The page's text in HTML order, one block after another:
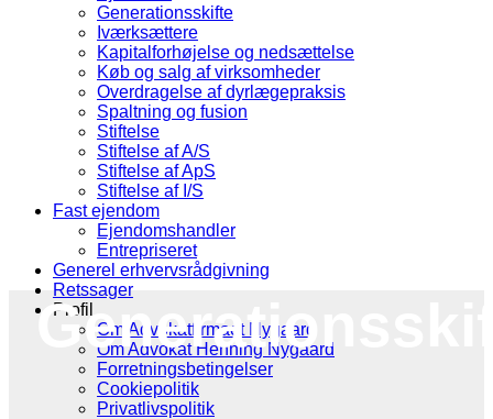
Generationsskifte
Iværksættere
Kapitalforhøjelse og nedsættelse
Køb og salg af virksomheder
Overdragelse af dyrlægepraksis
Spaltning og fusion
Stiftelse
Stiftelse af A/S
Stiftelse af ApS
Stiftelse af I/S
Fast ejendom
Ejendomshandler
Entrepriseret
Generel erhvervsrådgivning
Retssager
Profil
Om Advokatfirmaet Nygaard
Om Advokat Henning Nygaard
Forretningsbetingelser
Cookiepolitik
Privatlivspolitik